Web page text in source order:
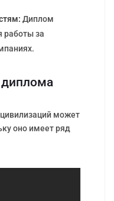
Диплом
работы за
может
оно имеет ряд